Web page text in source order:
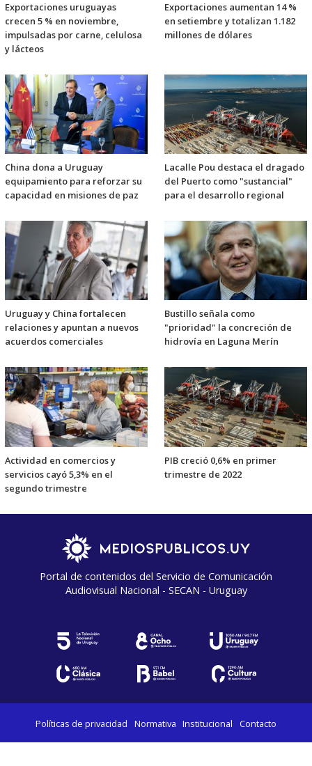
Exportaciones uruguayas
crecen 5 % en noviembre,
impulsadas por carne, celulosa
y lácteos
Exportaciones aumentan 14 %
en setiembre y totalizan 1.182
millones de dólares
China dona a Uruguay
equipamiento para reforzar su
capacidad en misiones de paz
Lacalle Pou destaca el dragado
del Puerto como "sustancial"
para el desarrollo regional
Uruguay y China fortalecen
relaciones y apuntan a nuevos
acuerdos comerciales
Bustillo señala como
"prioridad" la concreción de
hidrovía en Laguna Merín
Actividad en comercios y
servicios cayó 5,3% en el
segundo trimestre
PIB creció 0,6% en primer
trimestre de 2022
Portal de contenidos del Servicio de Comunicación
Audiovisual Nacional - SECAN - Uruguay
Políticas de privacidad Normativa Institucional Contacto